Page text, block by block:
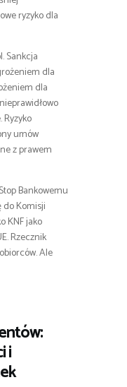
ryzyko dla
Sankcja
dla
dla
umów
z prawem
Bankowemu
do Komisji
KNF jako
Rzecznik
Ale
i